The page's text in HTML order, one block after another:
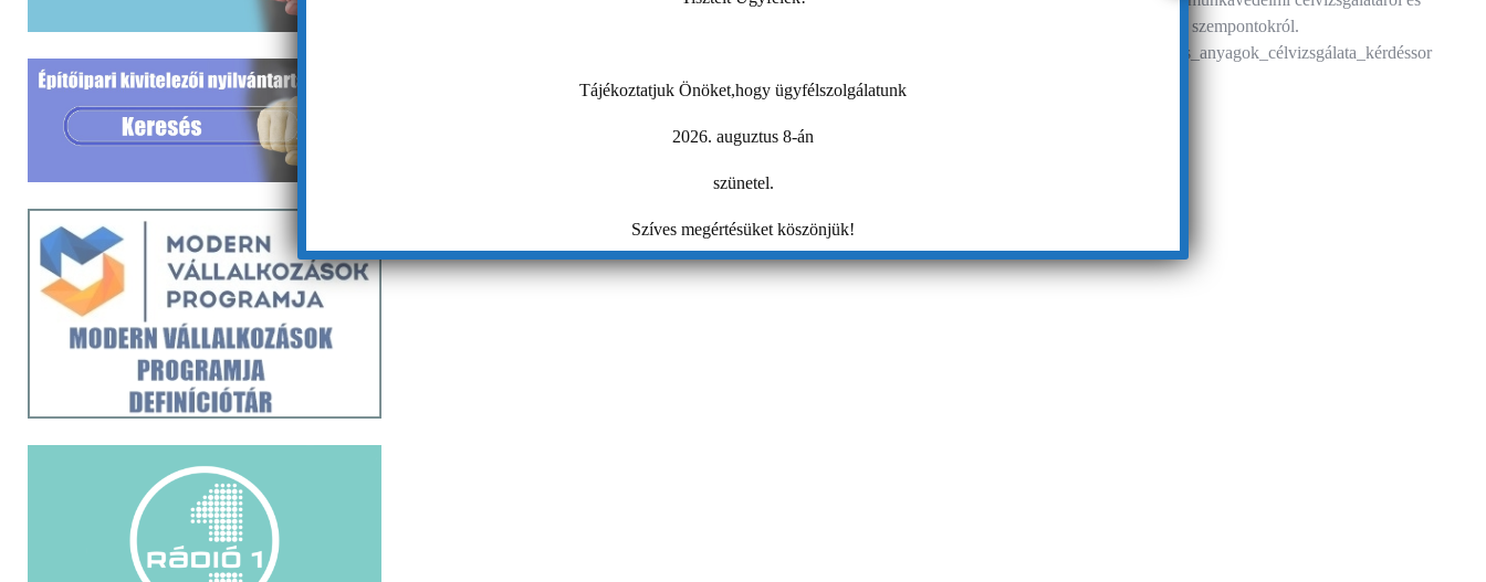
visszaváltási díjas termékek (egyutas)
Deposit Refund System). Minden, üveg,…
vizsgálati szempontokról.
Veszélyes_anyagok_célvizsgálata_kérdéssor
Tájékoztatjuk Önöket,hogy ügyfélszolgálatunk
2026. auguztus 8-án
szünetel.
Szíves megértésüket köszönjük!